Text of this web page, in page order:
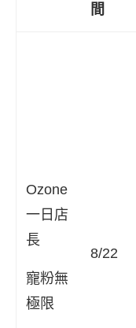
間
Ozone
一日店
長
寵粉無
極限
8/22